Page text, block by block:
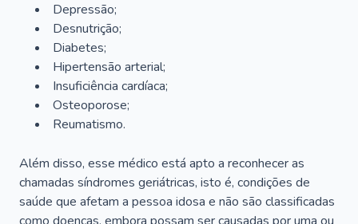
Depressão;
Desnutrição;
Diabetes;
Hipertensão arterial;
Insuficiência cardíaca;
Osteoporose;
Reumatismo.
Além disso, esse médico está apto a reconhecer as
chamadas síndromes geriátricas, isto é, condições de
saúde que afetam a pessoa idosa e não são classificadas